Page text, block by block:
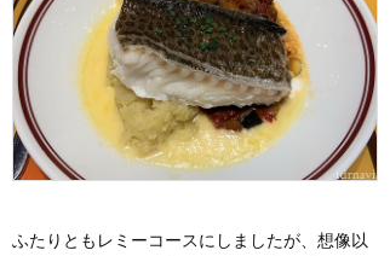
ふたりともレミーコースにしましたが、想像以